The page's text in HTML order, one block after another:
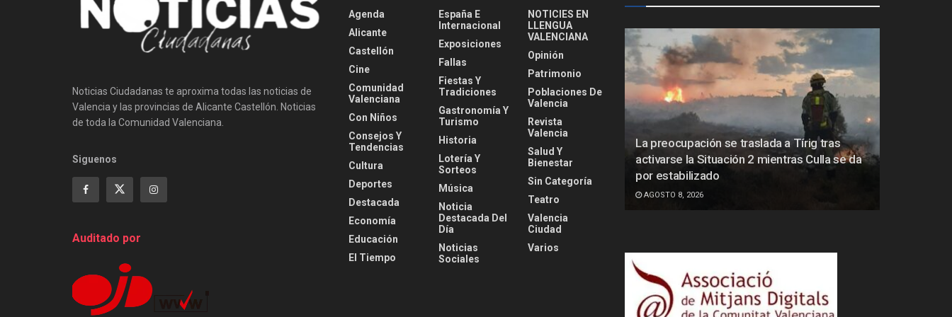
Noticias Ciudadanas te aproxima todas las noticias de
Valencia y las provincias de Alicante Castellón. Noticias
de toda la Comunidad Valenciana.
Siguenos
Auditado por
Agenda
Alicante
Castellón
Cine
Comunidad
Valenciana
Con Niños
Consejos Y
Tendencias
Cultura
Deportes
Destacada
Economía
Educación
El Tiempo
España E
Internacional
Exposiciones
Fallas
Fiestas Y
Tradiciones
Gastronomía Y
Turismo
Historia
Lotería Y
Sorteos
Música
Noticia
Destacada Del
Día
Noticias
Sociales
NOTICIES EN
LLENGUA
VALENCIANA
Opinión
Patrimonio
Poblaciones De
Valencia
Revista
Valencia
Salud Y
Bienestar
Sin Categoría
Teatro
Valencia
Ciudad
Varios
La preocupación se traslada a Tírig tras
activarse la Situación 2 mientras Culla se da
por estabilizado
AGOSTO 8, 2026